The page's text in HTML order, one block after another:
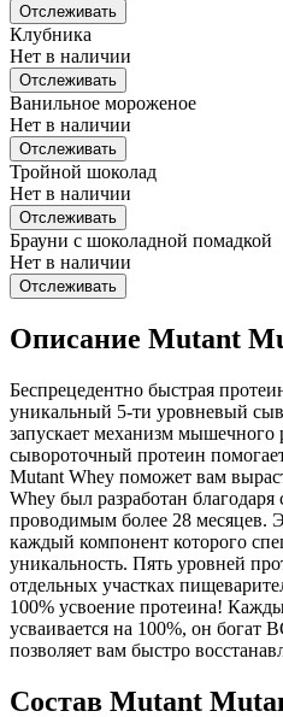
Отслеживать
Клубника
Нет в наличии
Отслеживать
Ванильное мороженое
Нет в наличии
Отслеживать
Тройной шоколад
Нет в наличии
Отслеживать
Брауни с шоколадной помадкой
Нет в наличии
Отслеживать
Описание Mutant
Беспрецедентно быстрая
уникальный 5-ти уровневый
запускает механизм мышечного
сывороточный протеин
Mutant Whey поможет вам
Whey был разработан
проводимым более 28 месяцев.
каждый компонент которого
уникальность. Пять уровней
отдельных участках
100% усвоение протеина!
усваивается на 100%, он богат
позволяет вам быстро
Состав Mutant